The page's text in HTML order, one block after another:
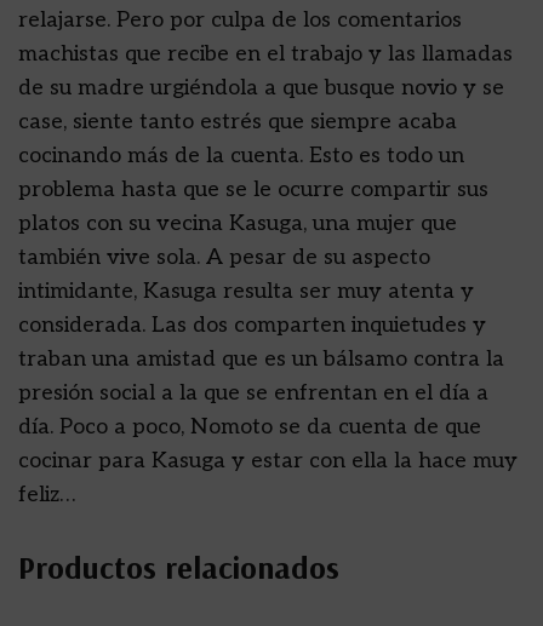
relajarse. Pero por culpa de los comentarios
machistas que recibe en el trabajo y las llamadas
de su madre urgiéndola a que busque novio y se
case, siente tanto estrés que siempre acaba
cocinando más de la cuenta. Esto es todo un
problema hasta que se le ocurre compartir sus
platos con su vecina Kasuga, una mujer que
también vive sola. A pesar de su aspecto
intimidante, Kasuga resulta ser muy atenta y
considerada. Las dos comparten inquietudes y
traban una amistad que es un bálsamo contra la
presión social a la que se enfrentan en el día a
día. Poco a poco, Nomoto se da cuenta de que
cocinar para Kasuga y estar con ella la hace muy
feliz…
Productos relacionados